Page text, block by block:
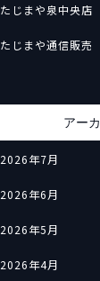
たじまや泉中央店
たじまや通信販売
アー
2026年7月
2026年6月
2026年5月
2026年4月